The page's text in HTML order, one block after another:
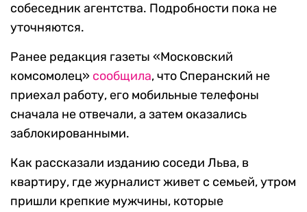
собеседник агентства. Подробности пока не
уточняются.
Ранее редакция газеты «Московский
комсомолец» сообщила, что Сперанский не
приехал работу, его мобильные телефоны
сначала не отвечали, а затем оказались
заблокированными.
Как рассказали изданию соседи Льва, в
квартиру, где журналист живет с семьей, утром
пришли крепкие мужчины, которые